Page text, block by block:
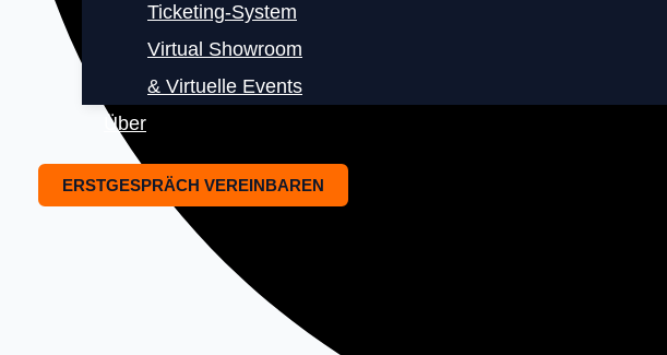
Ticketing-System
Virtual Showroom
& Virtuelle Events
Über
ERSTGESPRÄCH VEREINBAREN